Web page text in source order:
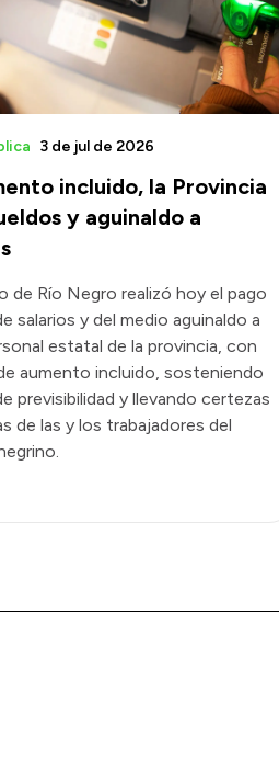
incluido, la Provincia
y aguinaldo a
3 de jul de 2026
de Río Negro realizó hoy el pago
salarios y del medio aguinaldo a
estatal de la provincia, con
aumento incluido, sosteniendo
previsibilidad y llevando certezas
de las y los trabajadores del